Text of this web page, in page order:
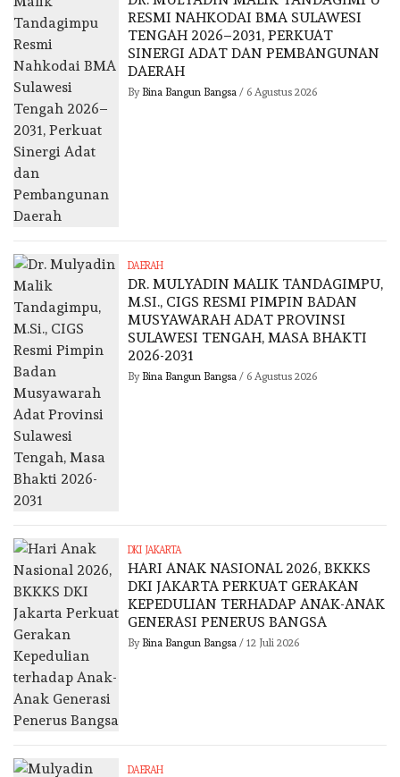
RESMI NAHKODAI BMA SULAWESI
TENGAH 2026–2031, PERKUAT
SINERGI ADAT DAN PEMBANGUNAN
DAERAH
By Bina Bangun Bangsa / 6 Agustus 2026
DAERAH
DR. MULYADIN MALIK TANDAGIMPU,
M.SI., CIGS RESMI PIMPIN BADAN
MUSYAWARAH ADAT PROVINSI
SULAWESI TENGAH, MASA BHAKTI
2026-2031
By Bina Bangun Bangsa / 6 Agustus 2026
DKI JAKARTA
HARI ANAK NASIONAL 2026, BKKKS
DKI JAKARTA PERKUAT GERAKAN
KEPEDULIAN TERHADAP ANAK-ANAK
GENERASI PENERUS BANGSA
By Bina Bangun Bangsa / 12 Juli 2026
DAERAH